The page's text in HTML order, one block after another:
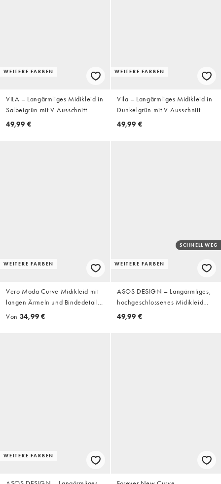
WEITERE FARBEN
VILA – Langärmliges Midikleid in
Salbeigrün mit V-Ausschnitt
49,99 €
WEITERE FARBEN
Vila – Langärmliges Midikleid in
Dunkelgrün mit V-Ausschnitt
49,99 €
WEITERE FARBEN
Vero Moda Curve Midikleid mit
langen Ärmeln und Bindedetail
in Schwarz
Von 34,99 €
WEITERE FARBEN
SCHNELL WEG
ASOS DESIGN – Langärmliges,
hochgeschlossenes Midikleid
aus gerafftem Netzstoff in
49,99 €
WEITERE FARBEN